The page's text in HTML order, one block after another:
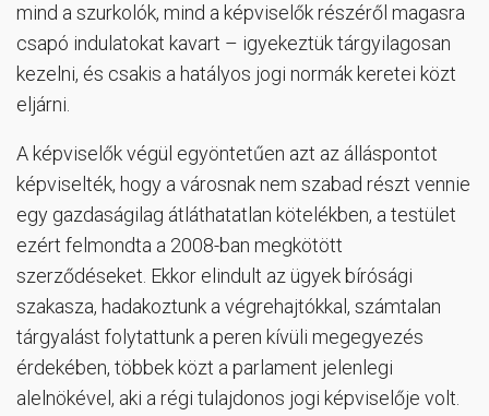
mind a szurkolók, mind a képviselők részéről magasra
csapó indulatokat kavart – igyekeztük tárgyilagosan
kezelni, és csakis a hatályos jogi normák keretei közt
eljárni.
A képviselők végül egyöntetűen azt az álláspontot
képviselték, hogy a városnak nem szabad részt vennie
egy gazdaságilag átláthatatlan kötelékben, a testület
ezért felmondta a 2008-ban megkötött
szerződéseket. Ekkor elindult az ügyek bírósági
szakasza, hadakoztunk a végrehajtókkal, számtalan
tárgyalást folytattunk a peren kívüli megegyezés
érdekében, többek közt a parlament jelenlegi
alelnökével, aki a régi tulajdonos jogi képviselője volt.